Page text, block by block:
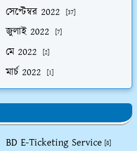
সেপ্টেম্বর 2022 [37]
জুলাই 2022 [7]
মে 2022 [2]
মার্চ 2022 [1]
BD E-Ticketing Service [8]